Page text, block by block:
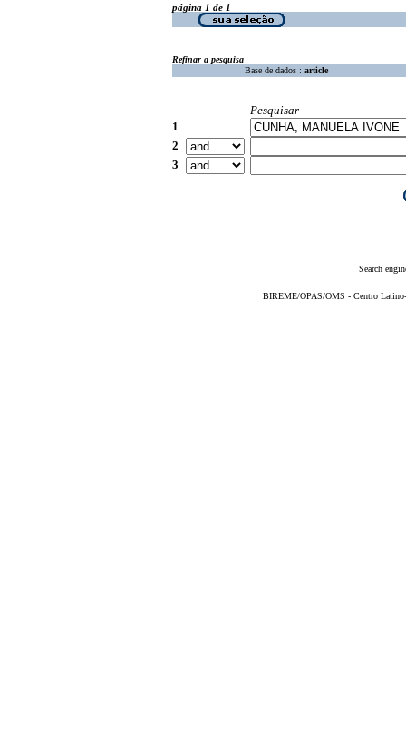
página 1 de 1
Refinar a pesquisa
Base de dados : article
Pesquisar
1
2
3
Search
BIREME/OPAS/OMS - Centro Latino-